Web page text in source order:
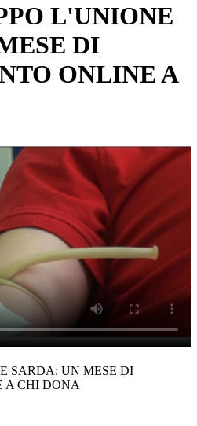
L'UNIONE
DI
ONLINE A
SARDA: UN MESE DI
A CHI DONA